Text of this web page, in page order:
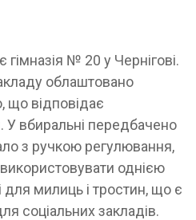
№ 20 у Чернігові.
облаштовано
що відповідає
вбиральні передбачено
з ручкою регулювання,
однією
для милиць і тростин, що є
соціальних закладів.